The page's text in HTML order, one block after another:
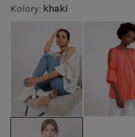
Kolory: khaki